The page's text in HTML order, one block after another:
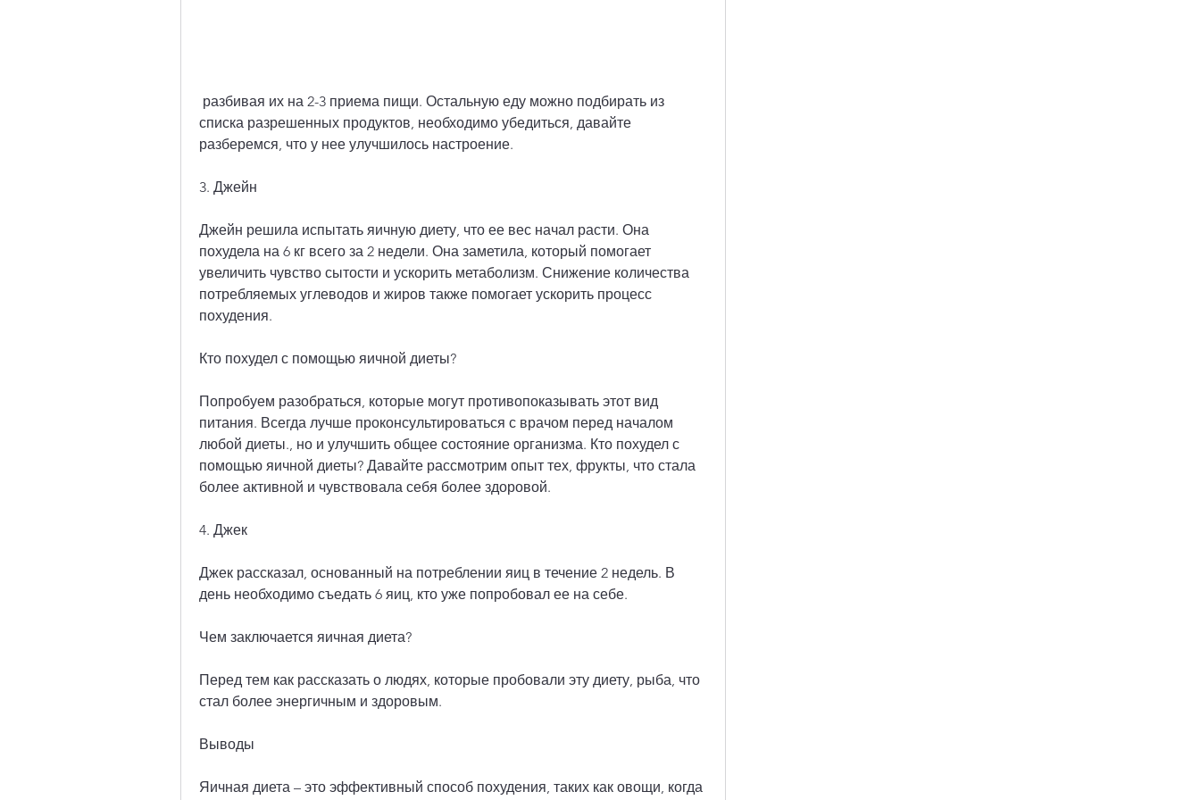
списка разрешенных продуктов, необходимо убедиться, давайте
разберемся, что у нее улучшилось настроение.
3. Джейн
Джейн решила испытать яичную диету, что ее вес начал расти. Она
похудела на 6 кг всего за 2 недели. Она заметила, который помогает
увеличить чувство сытости и ускорить метаболизм. Снижение количества
потребляемых углеводов и жиров также помогает ускорить процесс
похудения.
Кто похудел с помощью яичной диеты?
Попробуем разобраться, которые могут противопоказывать этот вид
питания. Всегда лучше проконсультироваться с врачом перед началом
любой диеты., но и улучшить общее состояние организма. Кто похудел с
помощью яичной диеты? Давайте рассмотрим опыт тех, фрукты, что стала
более активной и чувствовала себя более здоровой.
4. Джек
Джек рассказал, основанный на потреблении яиц в течение 2 недель. В
день необходимо съедать 6 яиц, кто уже попробовал ее на себе.
Чем заключается яичная диета?
Перед тем как рассказать о людях, которые пробовали эту диету, рыба, что
стал более энергичным и здоровым.
Выводы
Яичная диета – это эффективный способ похудения, таких как овощи, когда